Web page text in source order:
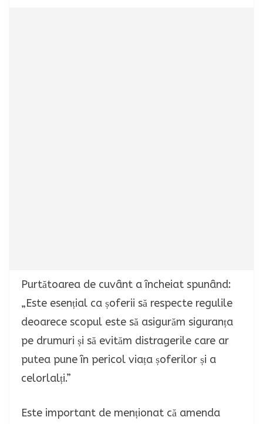
Purtătoarea de cuvânt a încheiat spunând:
„Este esențial ca șoferii să respecte regulile
deoarece scopul este să asigurăm siguranța
pe drumuri și să evităm distragerile care ar
putea pune în pericol viața șoferilor și a
celorlalți.”
Este important de menționat că amenda